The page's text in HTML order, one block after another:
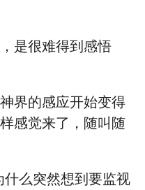
是很难得到感悟
界的感应开始变得
感觉来了，随叫随
么突然想到要监视